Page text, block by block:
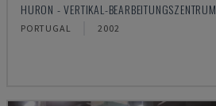
HURON - VERTIKAL-BEARBEITUNGSZENTRUM
PORTUGAL 2002